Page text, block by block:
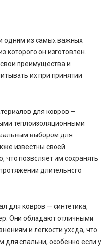
одним из самых важных
которого он изготовлен.
преимущества и
их при принятии
для ковров —
теплоизоляционными
выбором для
известны своей
что позволяет им сохранять
длительного
для ковров — синтетика,
Они обладают отличными
и легкости ухода, что
спальни, особенно если у